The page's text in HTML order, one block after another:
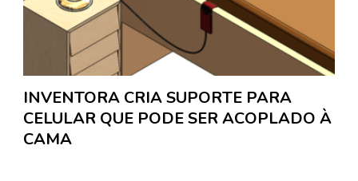
INVENTORA CRIA SUPORTE PARA
CELULAR QUE PODE SER ACOPLADO À
CAMA